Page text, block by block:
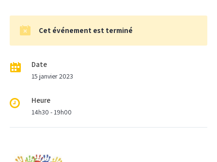
Cet événement est terminé
Date
15 janvier 2023
Heure
14h30 - 19h00